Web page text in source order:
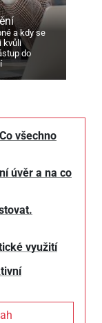
a kdy se
kvůli
do
všechno
úvěr a na co
využití